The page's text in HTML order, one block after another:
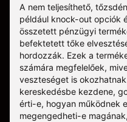
A nem teljesíthető,
például knock-out opciók
összetett pénzügyi
befektetett tőke
hordozzák. Ezek a
számára megfelelőek,
veszteséget is
kereskedésbe kezdene,
érti-e, hogyan működnek
megengedheti-e